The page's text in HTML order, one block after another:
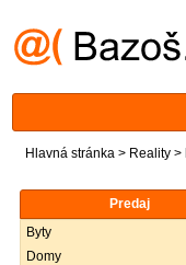
Hlavná stránka > Reality >
Predaj
Byty
Domy